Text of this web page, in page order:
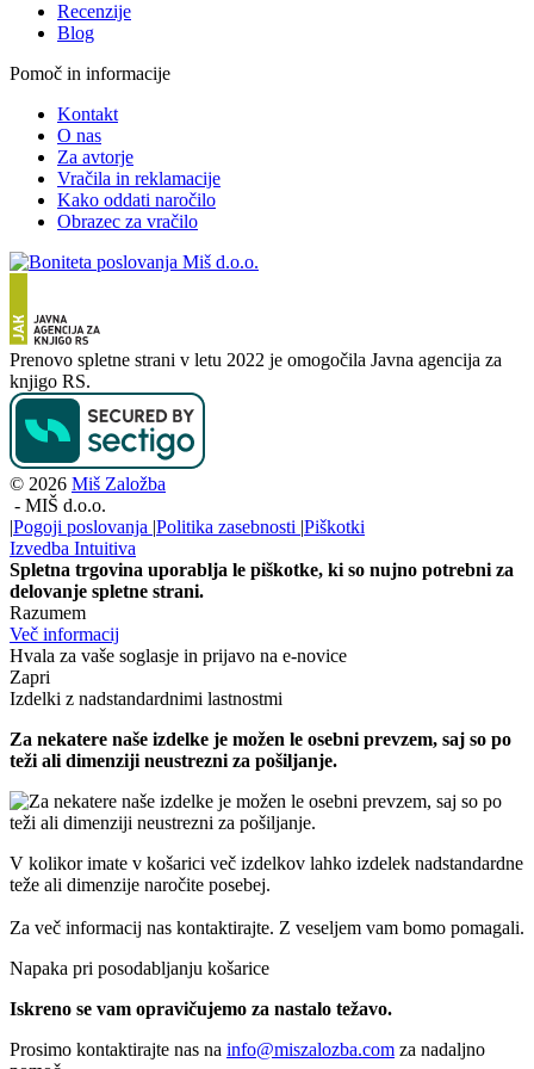
Recenzije
Blog
Pomoč in informacije
Kontakt
O nas
Za avtorje
Vračila in reklamacije
Kako oddati naročilo
Obrazec za vračilo
Prenovo spletne strani v letu 2022 je omogočila Javna agencija za
knjigo RS.
© 2026 Miš Založba
- MIŠ d.o.o.
|Pogoji poslovanja |Politika zasebnosti |Piškotki
Izvedba Intuitiva
Spletna trgovina uporablja le piškotke, ki so nujno potrebni za
delovanje spletne strani.
Razumem
Več informacij
Hvala za vaše soglasje in prijavo na e-novice
Zapri
Izdelki z nadstandardnimi lastnostmi
Za nekatere naše izdelke je možen le osebni prevzem, saj so po
teži ali dimenziji neustrezni za pošiljanje.
V kolikor imate v košarici več izdelkov lahko izdelek nadstandardne
teže ali dimenzije naročite posebej.
Za več informacij nas kontaktirajte. Z veseljem vam bomo pomagali.
Napaka pri posodabljanju košarice
Iskreno se vam opravičujemo za nastalo težavo.
Prosimo kontaktirajte nas na info@miszalozba.com za nadaljno